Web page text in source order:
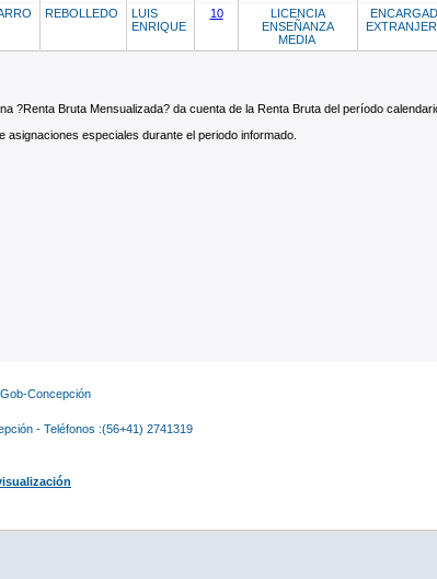
REBOLLEDO
LUIS
ENRIQUE
10
LICENCIA
ENSEÑANZA
MEDIA
?Renta Bruta Mensualizada? da cuenta de la Renta Bruta del período
asignaciones especiales durante el periodo informado.
Concepción
- Teléfonos :(56+41) 2741319